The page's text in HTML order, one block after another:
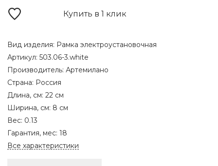
Купить в 1 клик
Вид изделия: Рамка электроустановочная
Артикул: 503.06-3.white
Производитель: Артемилано
Страна: Россия
Длина, см: 22 см
Ширина, см: 8 см
Вес: 0.13
Гарантия, мес: 18
Все характеристики